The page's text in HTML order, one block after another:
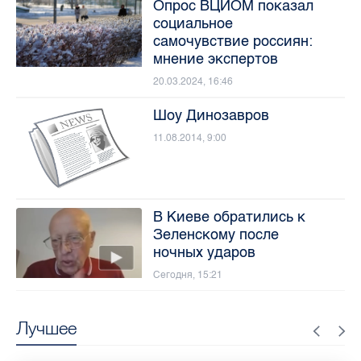
Лучшее
Опрос ВЦИОМ показал
социальное
самочувствие россиян:
мнение экспертов
20.03.2024, 16:46
Шоу Динозавров
11.08.2014, 9:00
В Киеве обратились к
Зеленскому после
ночных ударов
Сегодня, 15:21